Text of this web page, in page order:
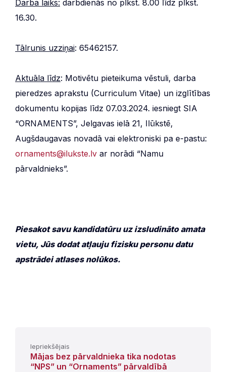
Darba laiks: darbdienās no plkst. 8.00 līdz plkst.
16.30.
Tālrunis uzziņai: 65462157.
Aktuāla līdz: Motivētu pieteikuma vēstuli, darba
pieredzes aprakstu (Curriculum Vitae) un izglītības
dokumentu kopijas līdz 07.03.2024. iesniegt SIA
“ORNAMENTS”, Jelgavas ielā 21, Ilūkstē,
Augšdaugavas novadā vai elektroniski pa e-pastu:
ornaments@ilukste.lv ar norādi “Namu
pārvaldnieks”.
Piesakot savu kandidatūru uz izsludināto amata
vietu, Jūs dodat atļauju fizisku personu datu
apstrādei atlases nolūkos.
Iepriekšējais
Mājas bez pārvaldnieka tika nodotas
“NPS” un “Ornaments” pārvaldībā